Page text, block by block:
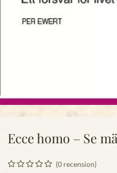
Ecce homo – Se
(0 recension)